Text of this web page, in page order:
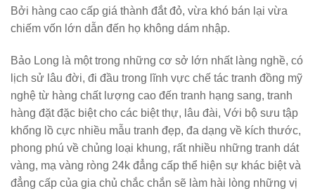
Bởi hàng cao cấp giá thành đắt đỏ, vừa khó bán lại vừa
chiếm vốn lớn dẫn đến họ không dám nhập.
Bảo Long là một trong những cơ sở lớn nhất làng nghề, có
lịch sử lâu đời, đi đầu trong lĩnh vực chế tác tranh đồng mỹ
nghệ từ hàng chất lượng cao đến tranh hạng sang, tranh
hàng đặt đặc biệt cho các biệt thự, lâu đài, Với bộ sưu tập
khổng lồ cực nhiều mẫu tranh đẹp, đa dạng về kích thước,
phong phú về chủng loại khung, rất nhiều những tranh dát
vàng, mạ vàng ròng 24k đẳng cấp thể hiện sự khác biệt và
đẳng cấp của gia chủ chắc chắn sẽ làm hài lòng những vị